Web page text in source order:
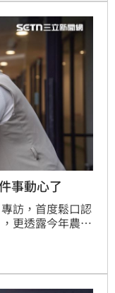
驚艷全場！評審
，能在短時間內
害！」
事動心了
訪，首度鬆口認
更透露今年農曆
係再度升溫。